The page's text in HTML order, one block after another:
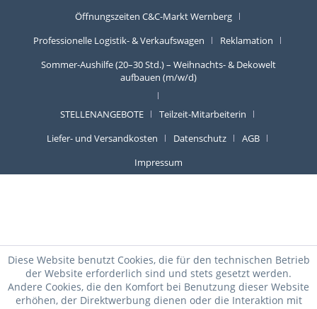
Öffnungszeiten C&C-Markt Wernberg
Professionelle Logistik- & Verkaufswagen
Reklamation
Sommer-Aushilfe (20–30 Std.) – Weihnachts- & Dekowelt
aufbauen (m/w/d)
STELLENANGEBOTE
Teilzeit-Mitarbeiterin
Liefer- und Versandkosten
Datenschutz
AGB
Impressum
Diese Website benutzt Cookies, die für den technischen Betrieb
der Website erforderlich sind und stets gesetzt werden.
Andere Cookies, die den Komfort bei Benutzung dieser Website
erhöhen, der Direktwerbung dienen oder die Interaktion mit